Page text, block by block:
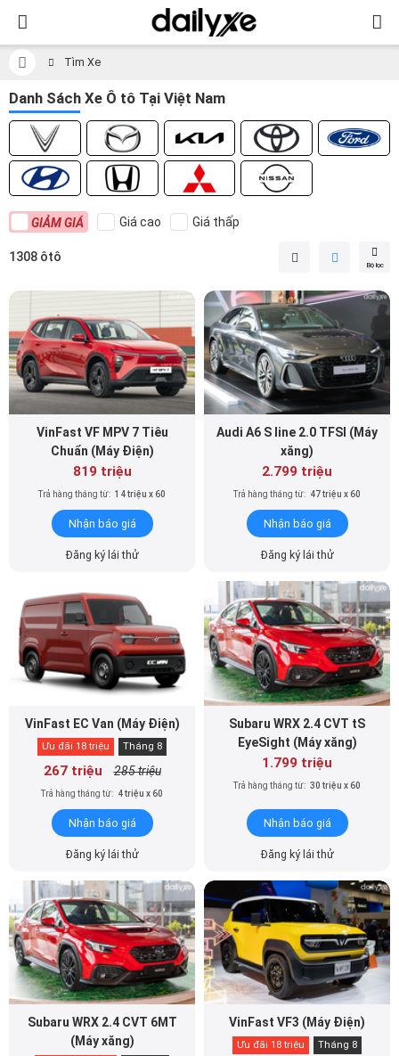
Tìm Xe
Danh Sách Xe Ô tô Tại Việt Nam
GIẢM GIÁ Giá cao Giá thấp
1308 ôtô
Bộ lọc
VinFast VF MPV 7 Tiêu
Chuẩn (Máy Điện)
819 triệu
Trả hàng tháng từ: 14 triệu x 60
Nhận báo giá
Đăng ký lái thử
Audi A6 S line 2.0 TFSI (Máy
xăng)
2.799 triệu
Trả hàng tháng từ: 47 triệu x 60
Nhận báo giá
Đăng ký lái thử
VinFast EC Van (Máy Điện)
Ưu đãi 18 triệu Tháng 8
267 triệu 285 triệu
Trả hàng tháng từ: 4 triệu x 60
Nhận báo giá
Đăng ký lái thử
Subaru WRX 2.4 CVT tS
EyeSight (Máy xăng)
1.799 triệu
Trả hàng tháng từ: 30 triệu x 60
Nhận báo giá
Đăng ký lái thử
Subaru WRX 2.4 CVT 6MT
(Máy xăng)
VinFast VF3 (Máy Điện)
Ưu đãi 18 triệu Tháng 8